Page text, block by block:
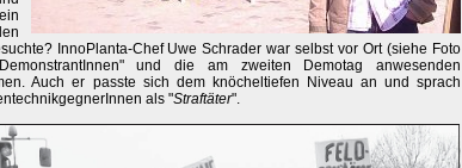
InnoPlanta-Chef Uwe Schrader war selbst vor Ort (siehe Foto
und die am zweiten Demotag anwesenden
Auch er passte sich dem knöcheltiefen Niveau an und sprach
als "Straftäter".